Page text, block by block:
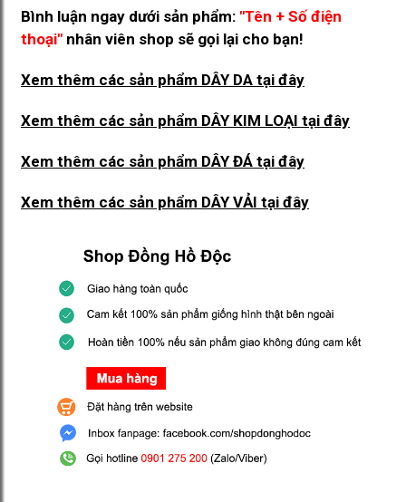
Bình luận ngay dưới sản phẩm: "Tên + Số điện
thoại" nhân viên shop sẽ gọi lại cho bạn!
Xem thêm các sản phẩm DÂY DA tại đây
Xem thêm các sản phẩm DÂY KIM LOẠI tại đây
Xem thêm các sản phẩm DÂY ĐÁ tại đây
Xem thêm các sản phẩm DÂY VẢI tại đây